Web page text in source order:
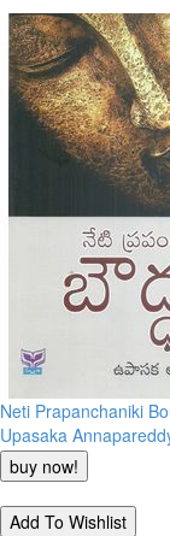
Neti Prapanchaniki
Upasaka